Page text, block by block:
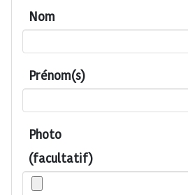
Nom
Prénom(s)
Photo
(facultatif)